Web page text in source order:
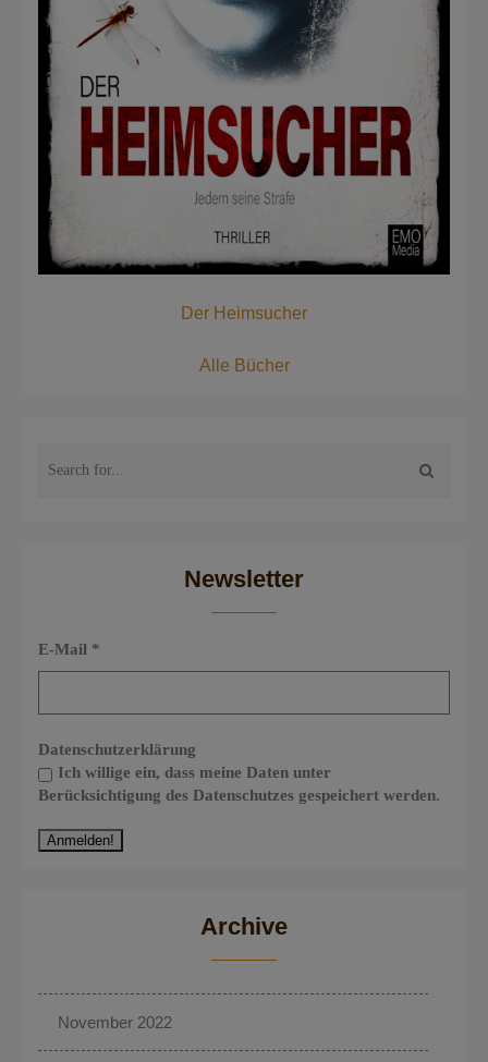
Der Heimsucher
Alle Bücher
Newsletter
E-Mail *
Datenschutzerklärung
Ich willige ein, dass meine Daten unter
Berücksichtigung des Datenschutzes gespeichert werden.
Archive
November 2022